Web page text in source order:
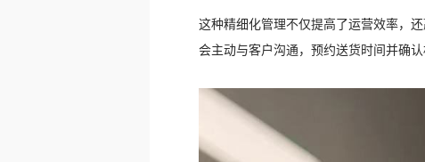
这种精细化管理不仅提高了运营效率，
会主动与客户沟通，预约送货时间并确